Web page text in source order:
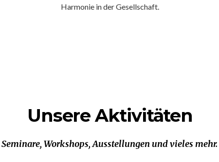
Harmonie in der Gesellschaft.
Unsere Aktivitäten
Seminare, Workshops, Ausstellungen und vieles mehr.